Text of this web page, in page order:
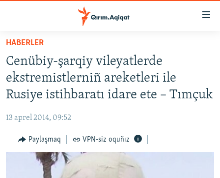
Esas
qaytmaq
Baş
navigatsiyağa
qaytmaq
Qıdıruvğa
qaytmaq
HABERLER
SİYASET
İQTİSADİYAT
MEDENİYET
İNSAN AQLARI
HABERLER
Cenübiy-şarqiy vileyatlerde
ekstremistlerniñ areketleri ile
Rusiye istihbaratı idare ete – Tımçuk
13 aprel 2014, 09:52
Paylaşmaq VPN-siz oquñız